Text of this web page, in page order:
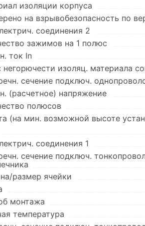
изоляции корпуса
на взрывобезопасность по
соединения 2
зажимов на 1 полюс
ток In
негорючести изоляц. материала
сечение подключ.
(расчетное) напряжение
полюсов
(на мин. возможной высоте
соединения 1
сечение подключ.
размер ячейки
монтажа
температура